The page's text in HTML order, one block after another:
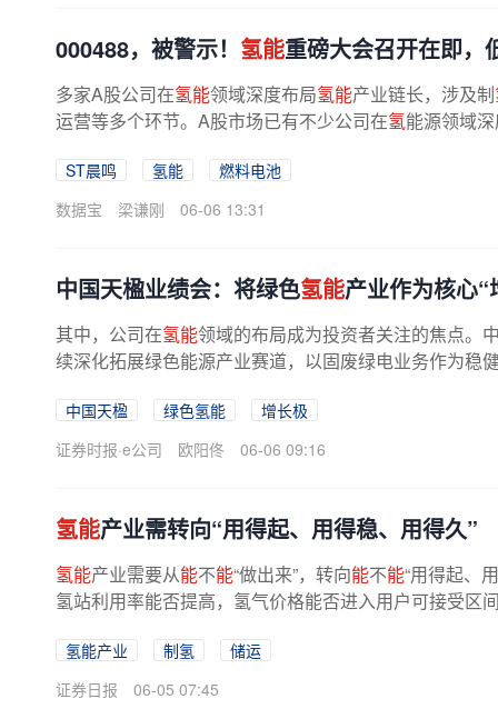
000488，被警示！ 氢能重磅大会召开在即，
多家A股公司在氢能领域深度布局氢能产业链长，涉及制
运营等多个环节。A股市场已有不少公司在氢能源领域
ST晨鸣 氢能
燃料电池
数据宝
梁谦刚 06-06 13:31
中国天楹业绩会：将绿色氢能产业作为核心“
其中，公司在氢能领域的布局成为投资者关注的焦点。
续深化拓展绿色能源产业赛道，以固废绿电业务作为稳
中国天楹 绿色氢能
增长极
证券时报·e公司
欧阳佟 06-06 09:16
氢能产业需转向“用得起、用得稳、用得久”
氢能产业需要从能不能“做出来”，转向能不能“用得起、
氢站利用率能否提高，氢气价格能否进入用户可接受区
氢能产业 制氢
储运
证券日报
06-05 07:45